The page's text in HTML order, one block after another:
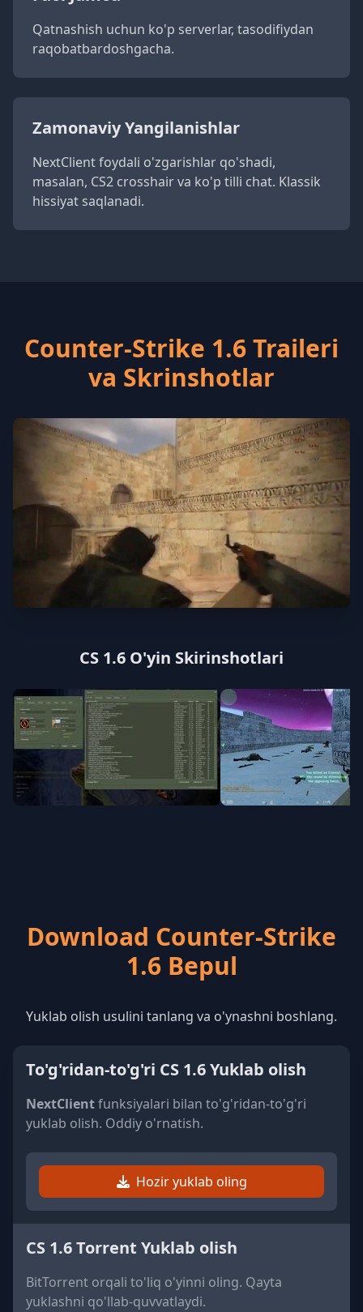
Qatnashish uchun ko'p serverlar, tasodifiydan
raqobatbardoshgacha.
Zamonaviy Yangilanishlar
NextClient foydali o'zgarishlar qo'shadi,
masalan, CS2 crosshair va ko'p tilli chat. Klassik
hissiyat saqlanadi.
Counter-Strike 1.6 Traileri
va Skrinshotlar
CS 1.6 O'yin Skirinshotlari
Download Counter-Strike
1.6 Bepul
Yuklab olish usulini tanlang va o'ynashni boshlang.
To'g'ridan-to'g'ri CS 1.6 Yuklab olish
NextClientfunksiyalari bilan to'g'ridan-to'g'ri
yuklab olish. Oddiy o'rnatish.
Hozir yuklab oling
CS 1.6 Torrent Yuklab olish
BitTorrent orqali to'liq o'yinni oling. Qayta
yuklashni qo'llab-quvvatlaydi.